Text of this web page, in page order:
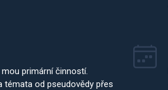
primární činností.
témata od pseudovědy přes